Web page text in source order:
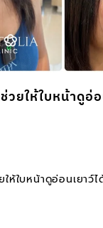
วยให้ใบหน้าดูอ่
ห้ใบหน้าดูอ่อนเยาว์